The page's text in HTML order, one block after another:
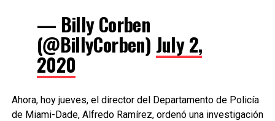
— Billy Corben
(@BillyCorben) July 2,
2020
Ahora, hoy jueves, el director del Departamento de Policía
de Miami-Dade, Alfredo Ramírez, ordenó una investigación